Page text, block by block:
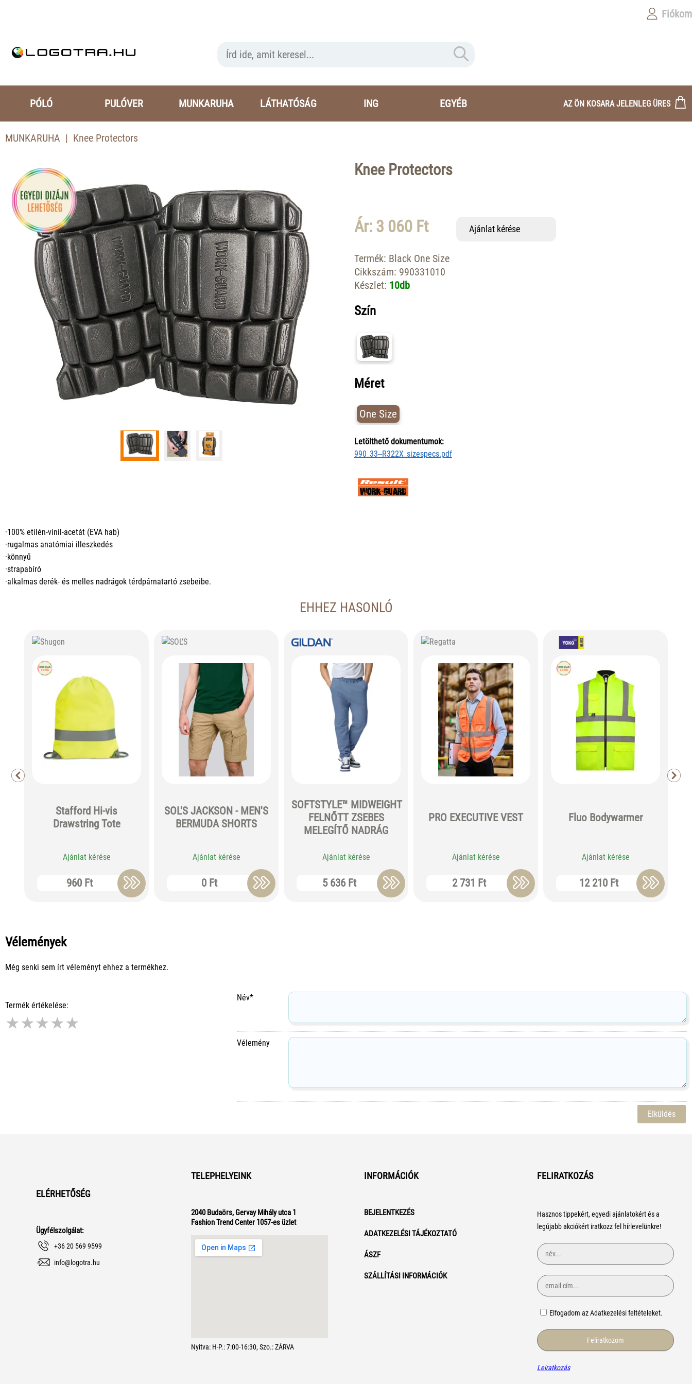
Fiókom
PÓLÓ PULÓVER MUNKARUHA LÁTHATÓSÁG ING EGYÉB AZ ÖN KOSARA JELENLEG ÜRES
MUNKARUHA Knee Protectors
Knee Protectors
Ár: 3 060 Ft Ajánlat kérése
Termék: Black One Size
Cikkszám: 990331010
Készlet: 10db
Szín
Méret
One Size
Letölthető dokumentumok:
990_33--R322X_sizespecs.pdf
·100% etilén-vinil-acetát (EVA hab)
·rugalmas anatómiai illeszkedés
·könnyű
·strapabíró
·alkalmas derék- és melles nadrágok térdpárnatartó zsebeibe.
EHHEZ HASONLÓ
Stafford Hi-vis
Drawstring Tote
Ajánlat kérése
960 Ft
SOL'S JACKSON - MEN'S
BERMUDA SHORTS
Ajánlat kérése
0 Ft
SOFTSTYLE™ MIDWEIGHT
FELNŐTT ZSEBES
MELEGÍTŐ NADRÁG
Ajánlat kérése
5 636 Ft
PRO EXECUTIVE VEST
Ajánlat kérése
2 731 Ft
Fluo Bodywarmer
Ajánlat kérése
12 210 Ft
Vélemények
Még senki sem írt véleményt ehhez a termékhez.
Termék értékelése:
★★★★★
Név*
Vélemény
ELÉRHETŐSÉG
Ügyfélszolgálat:
+36 20 569 9599
info@logotra.hu
TELEPHELYEINK
2040 Budaörs, Gervay Mihály utca 1
Fashion Trend Center 1057-es üzlet
Nyitva: H-P.: 7:00-16:30, Szo.: ZÁRVA
INFORMÁCIÓK
BEJELENTKEZÉS
ADATKEZELÉSI TÁJÉKOZTATÓ
ÁSZF
SZÁLLÍTÁSI INFORMÁCIÓK
FELIRATKOZÁS
Hasznos tippekért, egyedi ajánlatokért és a
legújabb akciókért iratkozz fel hírlevelünkre!
Elfogadom az Adatkezelési feltételeket.
Leiratkozás